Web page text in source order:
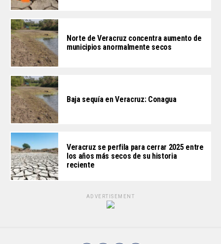
Norte de Veracruz concentra aumento de
municipios anormalmente secos
Baja sequía en Veracruz: Conagua
Veracruz se perfila para cerrar 2025 entre
los años más secos de su historia
reciente
ADVERTISEMENT